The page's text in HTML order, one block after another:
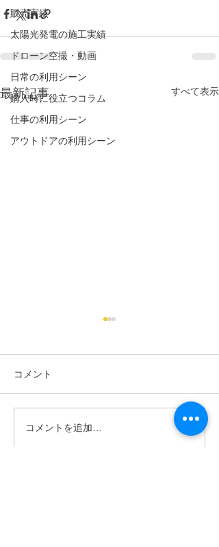
販売実績
太陽光発電の施工実績
ドローン空撮・動画
日常の利用シーン
購入時に役立つコラム
仕事の利用シーン
アウトドアの利用シーン
最新記事 すべて表示
太陽光設置・電気工事(Ｍ
コメント
コメントを追加…